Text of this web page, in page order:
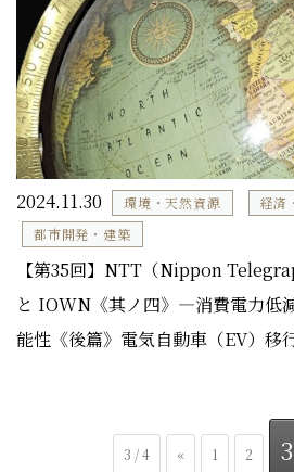
2024.11.30 環境・天然資源 経済
都市開発・建築
【第35回】NTT（Nippon
と IOWN《其ノ四》―消費電力低
能性《後篇》電気自動車（EV）移
3 / 4 « 1 2 3